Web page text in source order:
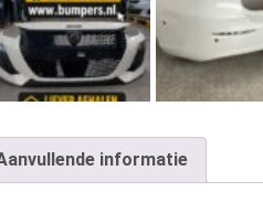
informatie